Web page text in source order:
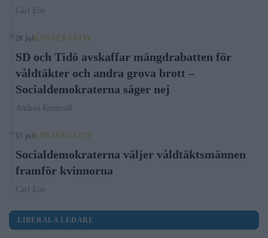
Carl Eos
20 jul KONSERVATIV
SD och Tidö avskaffar mängdrabatten för
våldtäkter och andra grova brott –
Socialdemokraterna säger nej
Andrea Kronvall
15 jul KONSERVATIV
Socialdemokraterna väljer våldtäktsmännen
framför kvinnorna
Carl Eos
LIBERALA LEDARE